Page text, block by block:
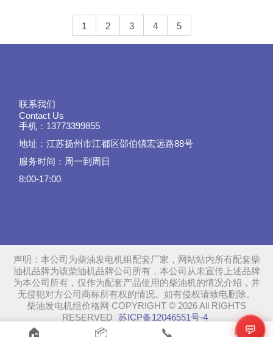
1 2 3 4 5
联系我们
Contact Us
手机：13773399855
地址：江苏扬州市江都区邵伯镇宏远路88号
服务时间：周一到周日
8:00-17:00
🏠 📦 📞 💬
声明：本公司为柴油发电机组配套厂家，网站站内所有配套柴
油机品牌为该柴油机品牌公司所有，本公司从未宣传上述品牌
为本公司所有，仅作为配套产品使用的柴油机的情况介绍，并
无侵犯对方公司商标所有权的情况。如有侵权请致电删除。
柴油发电机组价格网 COPYRIGHT © 2026 All RIGHTS
RESERVED 苏ICP备12046551号-4
💬